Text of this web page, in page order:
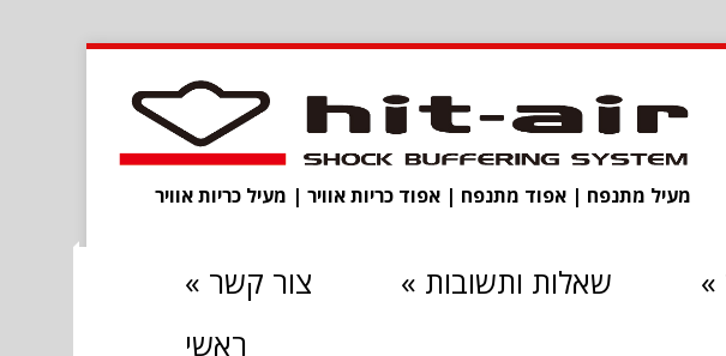
מעיל מתנפח | אפוד מתנפח | אפוד כריות אוויר | מעיל כריות אוויר
צור קשר » שאלות ותשובות » »
ראשי